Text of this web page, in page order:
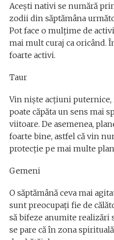
Acești nativi se numără
zodii din săptămâna
Pot face o mulțime de
mai mult curaj ca oricând.
foarte activi.
Taur
Vin niște acțiuni puternice,
poate căpăta un sens mai
viitoare. De asemenea,
foarte bine, astfel că vin
protecție pe mai multe
Gemeni
O săptămână ceva mai
sunt preocupați fie de
să bifeze anumite realizări
se pare că în zona